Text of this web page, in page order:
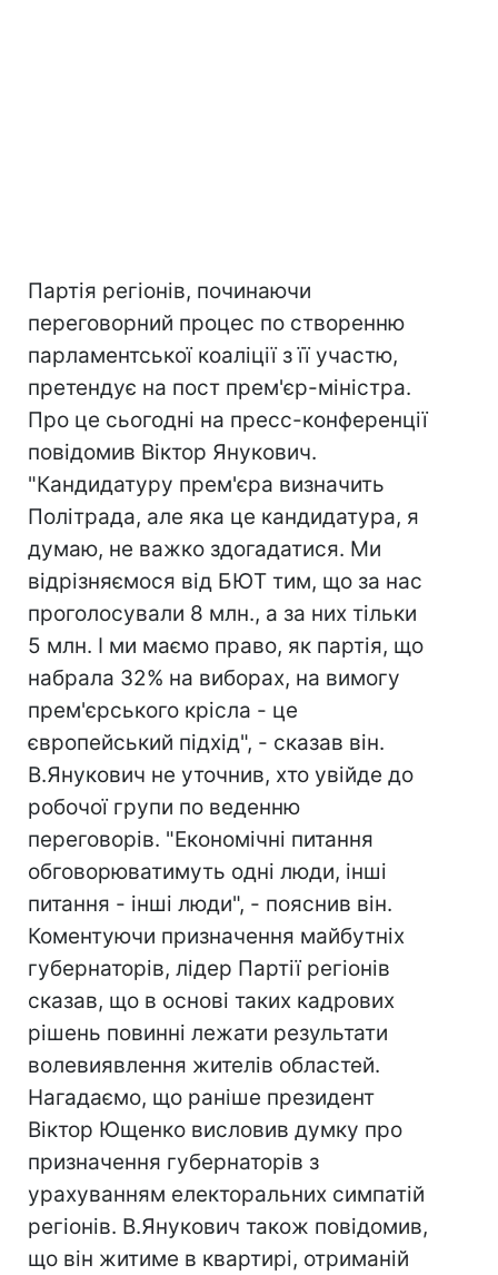
Партія регіонів, починаючи
переговорний процес по створенню
парламентської коаліції з її участю,
претендує на пост прем'єр-міністра.
Про це сьогодні на пресс-конференції
повідомив Віктор Янукович.
"Кандидатуру прем'єра визначить
Політрада, але яка це кандидатура, я
думаю, не важко здогадатися. Ми
відрізняємося від БЮТ тим, що за нас
проголосували 8 млн., а за них тільки
5 млн. І ми маємо право, як партія, що
набрала 32% на виборах, на вимогу
прем'єрського крісла - це
європейський підхід", - сказав він.
В.Янукович не уточнив, хто увійде до
робочої групи по веденню
переговорів. "Економічні питання
обговорюватимуть одні люди, інші
питання - інші люди", - пояснив він.
Коментуючи призначення майбутніх
губернаторів, лідер Партії регіонів
сказав, що в основі таких кадрових
рішень повинні лежати результати
волевиявлення жителів областей.
Нагадаємо, що раніше президент
Віктор Ющенко висловив думку про
призначення губернаторів з
урахуванням електоральних симпатій
регіонів. В.Янукович також повідомив,
що він житиме в квартирі, отриманій